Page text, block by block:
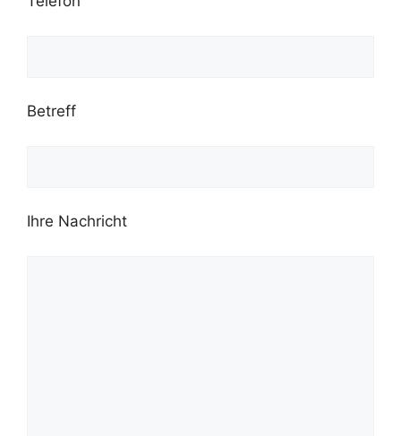
Betreff
Ihre Nachricht